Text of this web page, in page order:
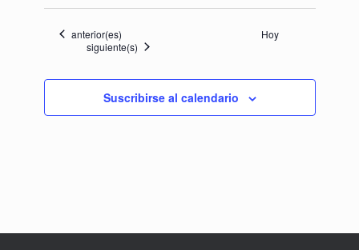
Eventos
anterior(es)
Hoy
Eventos
siguiente(s)
Suscribirse al calendario